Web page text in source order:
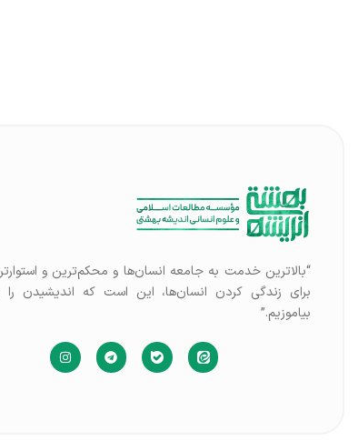
“بالاترین خدمت به جامعه انسان‌ها و محکم‌ترین و
برای زندگی کردن انسان‌ها، این است که اندیشیدن را
بیاموزیم.”